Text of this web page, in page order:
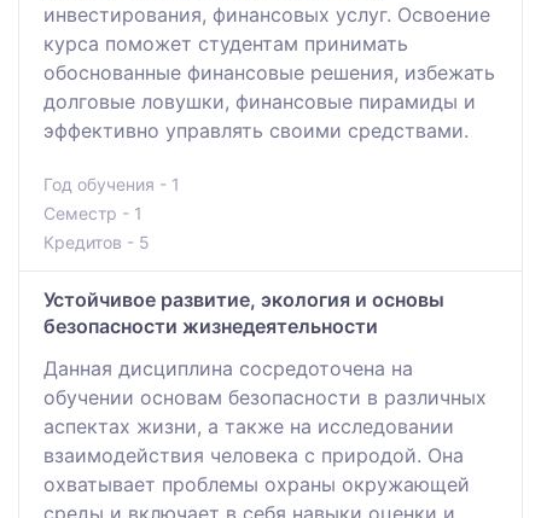
инвестирования, финансовых услуг. Освоение
курса поможет студентам принимать
обоснованные финансовые решения, избежать
долговые ловушки, финансовые пирамиды и
эффективно управлять своими средствами.
Год обучения - 1
Семестр - 1
Кредитов - 5
Устойчивое развитие, экология и основы
безопасности жизнедеятельности
Данная дисциплина сосредоточена на
обучении основам безопасности в различных
аспектах жизни, а также на исследовании
взаимодействия человека с природой. Она
охватывает проблемы охраны окружающей
среды и включает в себя навыки оценки и